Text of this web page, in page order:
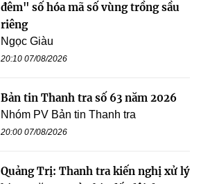
đêm" số hóa mã số vùng trồng sầu
riêng
Ngọc Giàu
20:10 07/08/2026
Bản tin Thanh tra số 63 năm 2026
Nhóm PV Bản tin Thanh tra
20:00 07/08/2026
Quảng Trị: Thanh tra kiến nghị xử lý